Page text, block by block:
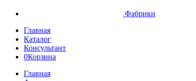
Фабрики
Главная
Каталог
Консультант
0Корзина
Главная